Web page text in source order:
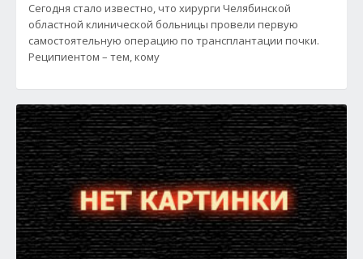
Сегодня стало известно, что хирурги Челябинской
областной клинической больницы провели первую
самостоятельную операцию по трансплантации почки.
Реципиентом – тем, кому